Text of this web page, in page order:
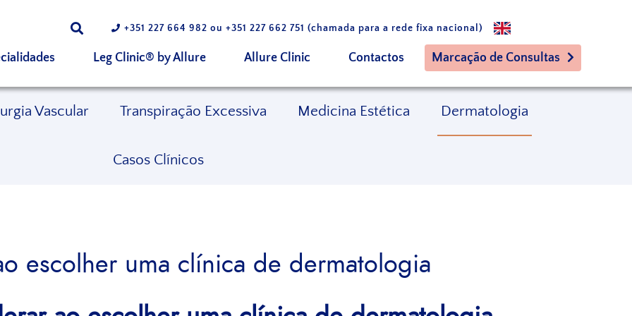
+351 227 664 982 ou +351 227 662 751 (chamada para a rede fixa nacional)
Leg Clinic® by Allure Allure Clinic Contactos Marcação de Consultas
Vascular Transpiração Excessiva Medicina Estética Dermatologia
Casos Clínicos
escolher uma clínica de dermatologia